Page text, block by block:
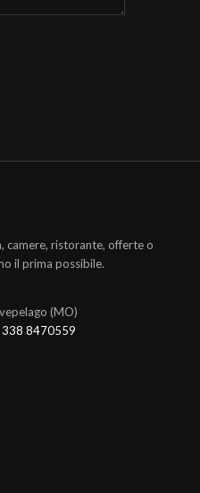
camere, ristorante, offerte o
il prima possibile.
(MO)
338 8470559